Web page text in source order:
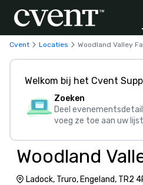
Cvent Locaties Woodland Valley
Welkom bij het Cvent
Zoeken
Deel
voeg ze toe aan uw lijst
Woodland
Ladock, Truro, Engeland, TR2